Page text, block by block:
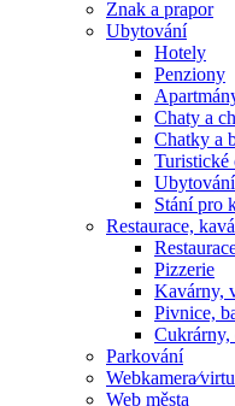
Znak a prapor
Ubytování
Hotely
Penziony
Chaty a
Chatky a
Turistické
Stání pro
Restaurace,
Pizzerie
Kavárny,
Pivnice,
Cukrárny,
Parkování
Web města